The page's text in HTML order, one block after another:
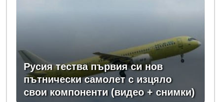
Русия тества първия си нов
пътнически самолет с изцяло
свои компоненти (видео + снимки)